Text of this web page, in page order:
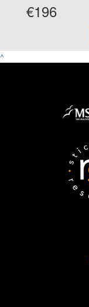
€196
^